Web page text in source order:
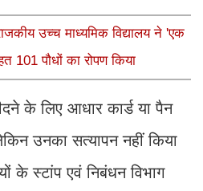
उच्च माध्यमिक विद्यालय ने 'एक
101 पौधों का रोपण किया
के लिए आधार कार्ड या पैन
उनका सत्यापन नहीं किया
के स्टांप एवं निबंधन विभाग